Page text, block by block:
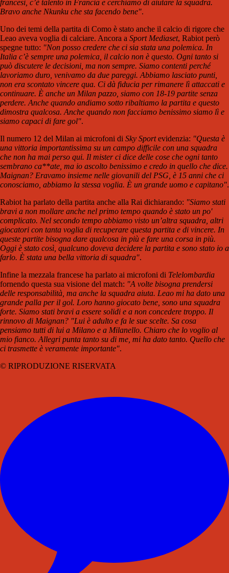
francesi, c’è talento in Francia e cerchiamo di aiutare la squadra.
Bravo anche Nkunku che sta facendo bene".
Uno dei temi della partita di Como è stato anche il calcio di rigore che
Leao aveva voglia di calciare. Ancora a Sport Mediaset, Rabiot però
spegne tutto: "Non posso credere che ci sia stata una polemica. In
Italia c’è sempre una polemica, il calcio non è questo. Ogni tanto si
può discutere le decisioni, ma non sempre. Siamo contenti perché
lavoriamo duro, venivamo da due pareggi. Abbiamo lasciato punti,
non era scontato vincere qua. Ci dà fiducia per rimanere lì attaccati e
continuare. È anche un Milan pazzo, siamo con 18-19 partite senza
perdere. Anche quando andiamo sotto ribaltiamo la partita e questo
dimostra qualcosa. Anche quando non facciamo benissimo siamo lì e
siamo capaci di fare gol".
Il numero 12 del Milan ai microfoni di Sky Sportevidenzia: "Questa è
una vittoria importantissima su un campo difficile con una squadra
che non ha mai perso qui. Il mister ci dice delle cose che ogni tanto
sembrano ca**ate, ma io ascolto benissimo e credo in quello che dice.
Maignan? Eravamo insieme nelle giovanili del PSG, è 15 anni che ci
conosciamo, abbiamo la stessa voglia. È un grande uomo e capitano".
Rabiot ha parlato della partita anche alla Rai dichiarando: "Siamo stati
bravi a non mollare anche nel primo tempo quando è stato un po'
complicato. Nel secondo tempo abbiamo visto un’altra squadra, altri
giocatori con tanta voglia di recuperare questa partita e di vincere. In
queste partite bisogna dare qualcosa in più e fare una corsa in più.
Oggi è stato così, qualcuno doveva decidere la partita e sono stato io a
farlo. È stata una bella vittoria di squadra".
Infine la mezzala francese ha parlato ai microfoni di Telelombardia
fornendo questa sua visione del match: "A volte bisogna prendersi
delle responsabilità, ma anche la squadra aiuta. Leao mi ha dato una
grande palla per il gol. Loro hanno giocato bene, sono una squadra
forte. Siamo stati bravi a essere solidi e a non concedere troppo. Il
rinnovo di Maignan? "Lui è adulto e fa le sue scelte. Sa cosa
pensiamo tutti di lui a Milano e a Milanello. Chiaro che lo voglio al
mio fianco. Allegri punta tanto su di me, mi ha dato tanto. Quello che
ci trasmette è veramente importante".
© RIPRODUZIONE RISERVATA